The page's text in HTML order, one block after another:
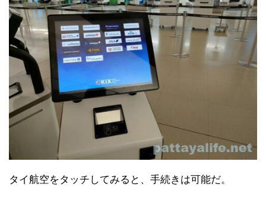
タイ航空をタッチしてみると、手続きは可能だ。